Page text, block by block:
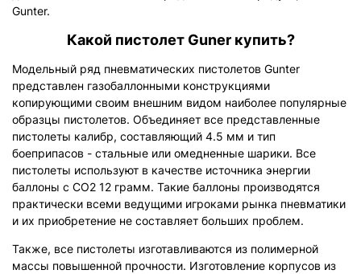
Gunter.
Какой пистолет Guner купить?
Модельный ряд пневматических пистолетов Gunter
представлен газобаллонными конструкциями
копирующими своим внешним видом наиболее популярные
образцы пистолетов. Объединяет все представленные
пистолеты калибр, составляющий 4.5 мм и тип
боеприпасов - стальные или омедненные шарики. Все
пистолеты используют в качестве источника энергии
баллоны с CO2 12 грамм. Такие баллоны производятся
практически всеми ведущими игроками рынка пневматики
и их приобретение не составляет больших проблем.
Также, все пистолеты изготавливаются из полимерной
массы повышенной прочности. Изготовление корпусов из